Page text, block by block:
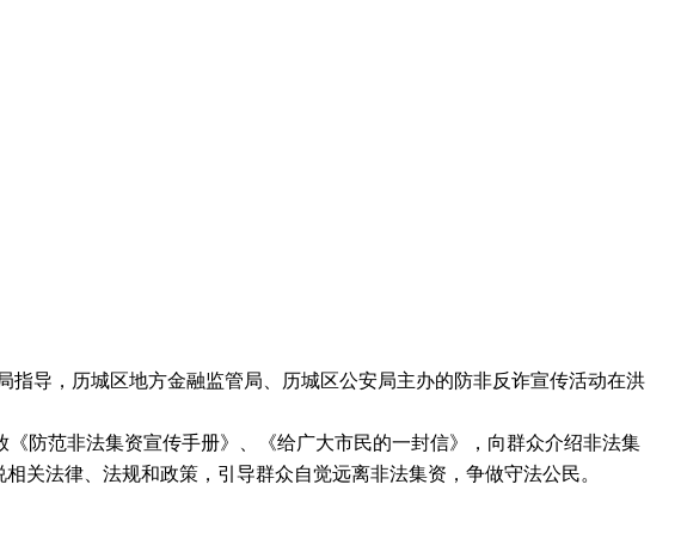
导，历城区地方金融监管局、历城区公安局主办的防非反诈宣传活动在洪
《防范非法集资宣传手册》、《给广大市民的一封信》，向群众介绍非法集
关法律、法规和政策，引导群众自觉远离非法集资，争做守法公民。